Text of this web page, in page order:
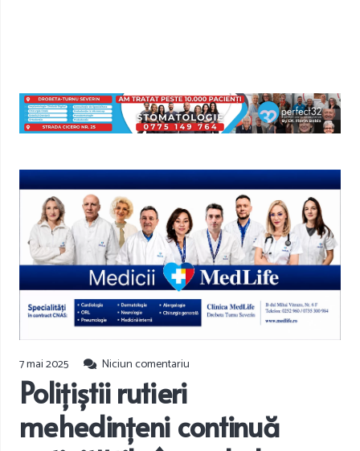
7 mai 2025 Niciun comentariu
Polițiștii rutieri
mehedințeni continuă